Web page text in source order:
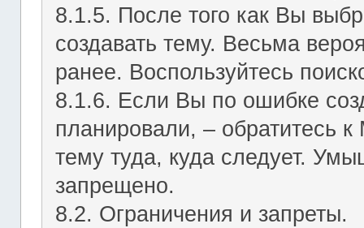
8.1.5. После того как Вы
создавать тему. Весьма
ранее. Воспользуйтесь
8.1.6. Если Вы по ошибке
планировали, – обратитесь
тему туда, куда следует.
запрещено.
8.2. Ограничения и запреты.